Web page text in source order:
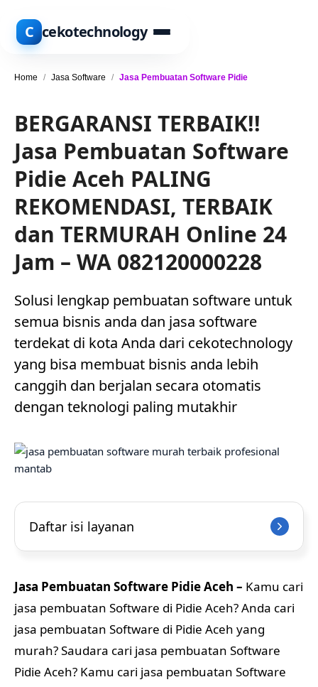
C cekotechnology
Home / Jasa Software / Jasa Pembuatan Software Pidie
BERGARANSI TERBAIK!!
Jasa Pembuatan Software
Pidie Aceh PALING
REKOMENDASI, TERBAIK
dan TERMURAH Online 24
Jam – WA 082120000228
Solusi lengkap pembuatan software untuk
semua bisnis anda dan jasa software
terdekat di kota Anda dari cekotechnology
yang bisa membuat bisnis anda lebih
canggih dan berjalan secara otomatis
dengan teknologi paling mutakhir
Daftar isi layanan
Jasa Pembuatan Software Pidie Aceh – Kamu cari
jasa pembuatan Software di Pidie Aceh? Anda cari
jasa pembuatan Software di Pidie Aceh yang
murah? Saudara cari jasa pembuatan Software
Pidie Aceh? Kamu cari jasa pembuatan Software